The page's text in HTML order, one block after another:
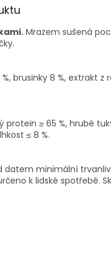
Mrazem sušená
brusinky 8 %, extrakt
protein ≥ 65 %, hrubé
≤ 8 %.
datem minimální
k lidské spotřebě.